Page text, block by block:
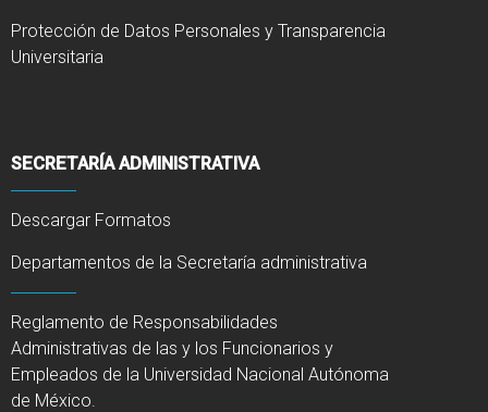
Protección de Datos Personales y Transparencia
Universitaria
SECRETARÍA ADMINISTRATIVA
Descargar Formatos
Departamentos de la Secretaría administrativa
Reglamento de Responsabilidades
Administrativas de las y los Funcionarios y
Empleados de la Universidad Nacional Autónoma
de México.